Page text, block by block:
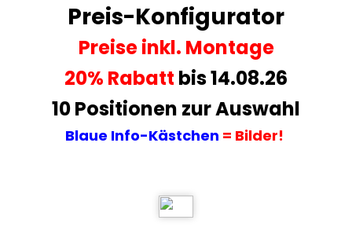
Preis-Konfigurator
Preiseinkl. Montage
20% Rabatt bis 14.08.26
10 Positionen zur Auswahl
Blaue Info-Kästchen = Bilder!